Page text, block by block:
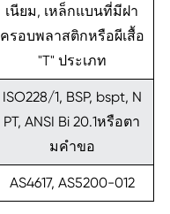
เนียม, เหล็กแบนที่มีฝา
ครอบพลาสติกหรือผีเสื้อ
"T" ประเภท
ISO228/1, BSP, bspt, N
PT, ANSI Bi 20.1หรือตา
มคำขอ
AS4617, AS5200-012